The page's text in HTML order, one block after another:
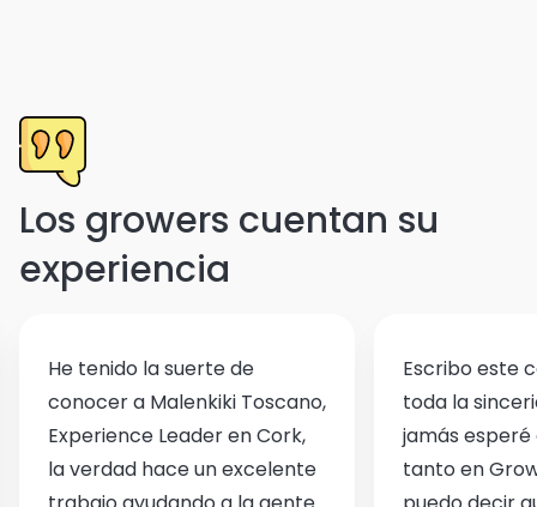
Los growers cuentan su
experiencia
He tenido la suerte de
conocer a Malenkiki Toscano,
Experience Leader en Cork,
la verdad hace un excelente
Escribo este
toda la
jamás
tanto en